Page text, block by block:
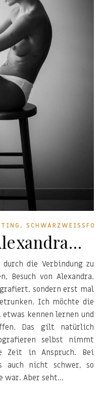
,
Besuch von Alexandra.
sondern erst mal
Ich möchte die
kennen lernen und
Das gilt natürlich
selbst nimmt
Zeit in Anspruch. Bei
auch nicht schwer, so
war. Aber seht…